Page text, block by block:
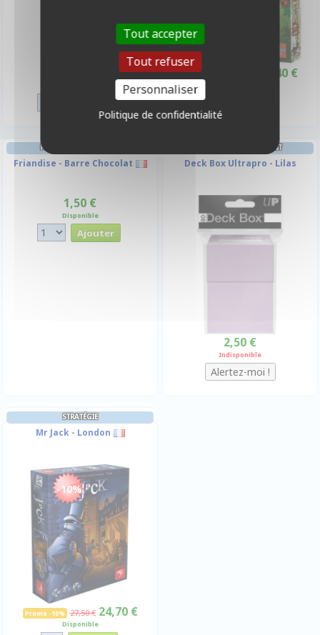
Promo -10% 32,40 €
FRIANDISES & BOISSONS
Friandise - Barre Chocolat
1,50 €
Disponible
DECK BOX ET RANGEMENT
Deck Box Ultrapro - Lilas
2,50 €
Indisponible
STRATÉGIE
Mr Jack - London
-10%
Promo -10% 27,50 € 24,70 €
Disponible
Tout accepter
Tout refuser
Personnaliser
Politique de confidentialité